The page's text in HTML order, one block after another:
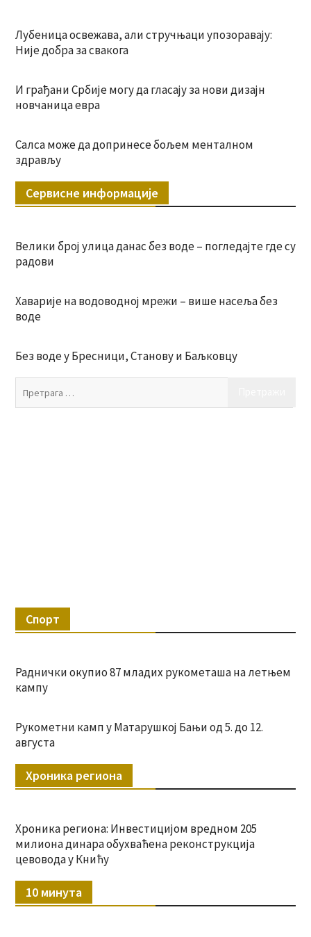
Лубеница освежава, али стручњаци упозоравају:
Није добра за свакога
И грађани Србије могу да гласају за нови дизајн
новчаница евра
Салса може да допринесе бољем менталном
здрављу
Сервисне информације
Велики број улица данас без воде – погледајте где су
радови
Хаварије на водоводној мрежи – више насеља без
воде
Без воде у Бресници, Станову и Баљковцу
Спорт
Раднички окупио 87 младих рукометаша на летњем
кампу
Рукометни камп у Матарушкој Бањи од 5. до 12.
августа
Хроника региона
Хроника региона: Инвестицијом вредном 205
милиона динара обухваћена реконструкција
цевовода у Книћу
10 минута